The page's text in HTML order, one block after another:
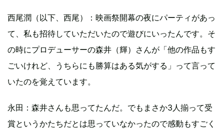
西尾潤（以下、西尾）：映画祭開幕の夜にパーティがあっ
て、私も招待していただいたので遊びにいったんです。そ
の時にプロデューサーの森井（輝）さんが「他の作品もす
ごいけれど、うちらにも勝算はある気がする」って言って
いたのを覚えています。
永田：森井さんも思ってたんだ。でもまさか3人揃って受
賞というかたちだとは思っていなかったので感動もすごく